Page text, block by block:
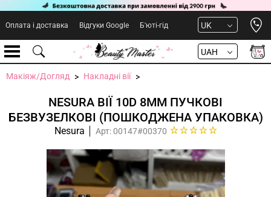
Оплата і доставка Відгуки Google Б'юті-гід UK
UAH
Макіяж/Догляд Накладні вії
NESURA ВІЇ 10D 8ММ ПУЧКОВІ
БЕЗВУЗЕЛКОВІ (ПОШКОДЖЕНА УПАКОВКА)
Nesura Арт: 00147#00370